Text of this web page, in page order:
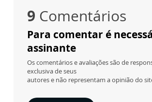
9 Comentários
Para comentar é
assinante
Os comentários e avaliações são de
exclusiva de seus
autores e não representam a opinião do